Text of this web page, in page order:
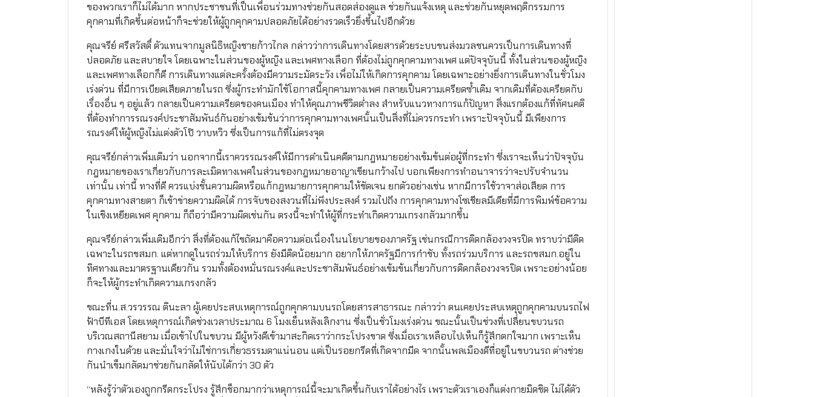
ของพวกเราก็ไม่ได้มาก หากประชาชนที่เป็นเพื่อนร่วมทางช่วยกันสอดส่องดูแล ช่วยกันแจ้งเหตุ และช่วยกันหยุดพฤติกรรมการ
คุกคามที่เกิดขึ้นต่อหน้าก็จะช่วยให้ผู้ถูกคุกคามปลอดภัยได้อย่างรวดเร็วยิ่งขึ้นไปอีกด้วย
คุณจรีย์ ศรีสวัสดิ์ ตัวแทนจากมูลนิธิหญิงชายก้าวไกล กล่าวว่าการเดินทางโดยสารด้วยระบบขนส่งมวลชนควรเป็นการเดินทางที่
ปลอดภัย และสบายใจ โดยเฉพาะในส่วนของผู้หญิง และเพศทางเลือก ที่ต้องไม่ถูกคุกคามทางเพศ แต่ปัจจุบันนี้ ทั้งในส่วนของผู้หญิง
และเพศทางเลือกก็ดี การเดินทางแต่ละครั้งต้องมีความระมัดระวัง เพื่อไม่ให้เกิดการคุกคาม โดยเฉพาะอย่างยิ่งการเดินทางในชั่วโมง
เร่งด่วน ที่มีการเบียดเสียดภายในรถ ซึ่งผู้กระทำมักใช้โอกาสนี้คุกคามทางเพศ กลายเป็นความเครียดซ้ำเติม จากเดิมที่ต้องเครียดกับ
เรื่องอื่น ๆ อยู่แล้ว กลายเป็นความเครียดของคนเมือง ทำให้คุณภาพชีวิตต่ำลง สำหรับแนวทางการแก้ปัญหา สิ่งแรกต้องแก้ที่ทัศนคติ
ที่ต้องทำการรณรงค์ประชาสัมพันธ์กันอย่างเข้มข้นว่าการคุกคามทางเพศนั้นเป็นสิ่งที่ไม่ควรกระทำ เพราะปัจจุบันนี้ มีเพียงการ
รณรงค์ให้ผู้หญิงไม่แต่งตัวโป๊ วาบหวิว ซึ่งเป็นการแก้ที่ไม่ตรงจุด
คุณจรีย์กล่าวเพิ่มเติมว่า นอกจากนี้เราควรรณรงค์ให้มีการดำเนินคดีตามกฎหมายอย่างเข้มข้นต่อผู้ที่กระทำ ซึ่งเราจะเห็นว่าปัจจุบัน
กฎหมายของเราเกี่ยวกับการละเมิดทางเพศในส่วนของกฎหมายอาญาเขียนกว้างไป บอกเพียงการทำอนาจารว่าจะปรับจำนวน
เท่านั้น เท่านี้ ทางที่ดี ควรแบ่งชั้นความผิดหรือแก้กฎหมายการคุกคามให้ชัดเจน ยกตัวอย่างเช่น หากมีการใช้วาจาส่อเสียด การ
คุกคามทางสายตา ก็เข้าข่ายความผิดได้ การจับของสงวนที่ไม่พึงประสงค์ รวมไปถึง การคุกคามทางโซเชียลมีเดียที่มีการพิมพ์ข้อความ
ในเชิงเหยียดเพศ คุกคาม ก็ถือว่ามีความผิดเช่นกัน ตรงนี้จะทำให้ผู้ที่กระทำเกิดความเกรงกลัวมากขึ้น
คุณจรีย์กล่าวเพิ่มเติมอีกว่า สิ่งที่ต้องแก้ไขถัดมาคือความต่อเนื่องในนโยบายของภาครัฐ เช่นกรณีการติดกล้องวงจรปิด ทราบว่ามีติด
เฉพาะในรถขสมก. แต่หากดูในรถร่วมให้บริการ ยังมีติดน้อยมาก อยากให้ภาครัฐมีการกำชับ ทั้งรถร่วมบริการ และรถขสมก.อยู่ใน
ทิศทางและมาตรฐานเดียวกัน รวมทั้งต้องหมั่นรณรงค์และประชาสัมพันธ์อย่างเข้มข้นเกี่ยวกับการติดกล้องวงจรปิด เพราะอย่างน้อย
ก็จะให้ผู้กระทำเกิดความเกรงกลัว
ขณะที่น.ส.วรวรรณ ตินะลา ผู้เคยประสบเหตุการณ์ถูกคุกคามบนรถโดยสารสาธารณะ กล่าวว่า ตนเคยประสบเหตุถูกคุกคามบนรถไฟ
ฟ้าบีทีเอส โดยเหตุการณ์เกิดช่วงเวลาประมาณ 6 โมงเย็นหลังเลิกงาน ซึ่งเป็นชั่วโมงเร่งด่วน ขณะนั้นเป็นช่วงที่เปลี่ยนขบวนรถ
บริเวณสถานีสยาม เมื่อเข้าไปในขบวน มีผู้หวังดีเข้ามาสะกิดเราว่ากระโปรงขาด ซึ่งเมื่อเราเหลือบไปเห็นก็รู้สึกตกใจมาก เพราะเห็น
กางเกงในด้วย และมั่นใจว่าไม่ใช่การเกี่ยวธรรมดาแน่นอน แต่เป็นรอยกรีดที่เกิดจากมีด จากนั้นพลเมืองดีที่อยู่ในขบวนรถ ต่างช่วย
กันนำเข็มกลัดมาช่วยกันกลัดให้นับได้กว่า 30 ตัว
“หลังรู้ว่าตัวเองถูกกรีดกระโปรง รู้สึกช็อกมากว่าเหตุการณ์นี้จะมาเกิดขึ้นกับเราได้อย่างไร เพราะตัวเราเองก็แต่งกายมิดชิด ไม่ได้ตัว